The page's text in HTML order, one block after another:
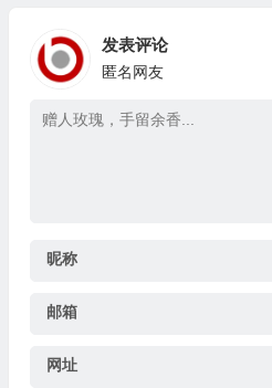
发表评论
匿名网友
昵称
邮箱
网址